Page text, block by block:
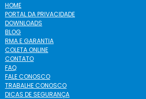
HOME
PORTAL DA PRIVACIDADE
DOWNLOADS
BLOG
RMA E GARANTIA
COLETA ONLINE
CONTATO
FAQ
FALE CONOSCO
TRABALHE CONOSCO
DICAS DE SEGURANÇA